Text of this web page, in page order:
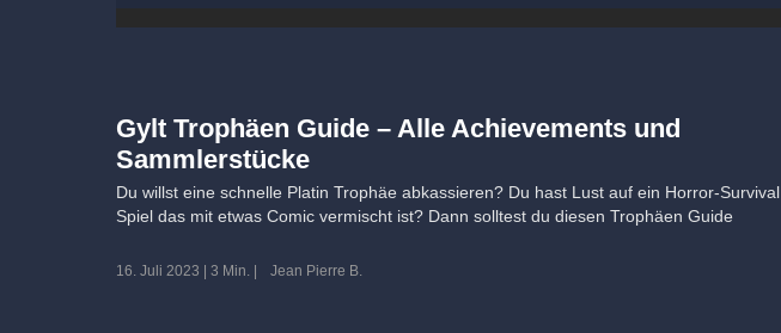
Gylt Trophäen Guide – Alle Achievements und
Sammlerstücke
Du willst eine schnelle Platin Trophäe abkassieren? Du hast Lust auf ein Horror-Survival
Spiel das mit etwas Comic vermischt ist? Dann solltest du diesen Trophäen Guide
16. Juli 2023 3 Min. Jean Pierre B.